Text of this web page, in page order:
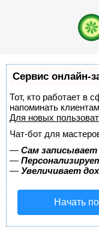
Сервис онлайн-
Тот, кто работает в
напоминать
Для новых
Чат-бот для
— Сам
—
— Увеличивает
Начать